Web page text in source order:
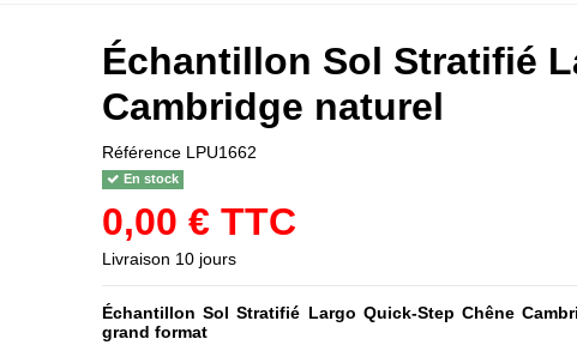
Échantillon Sol Stratifié
Cambridge naturel
Référence LPU1662
En stock
0,00 € TTC
Livraison 10 jours
Échantillon Sol Stratifié Largo Quick-Step Chêne
grand format